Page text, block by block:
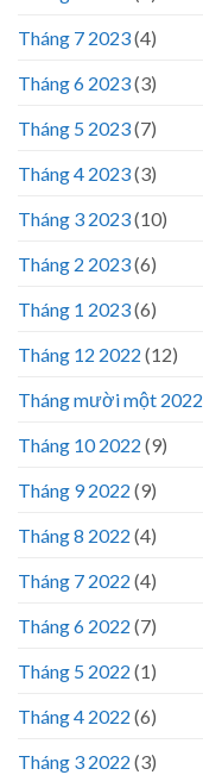
Tháng 7 2023(4)
Tháng 6 2023(3)
Tháng 5 2023(7)
Tháng 4 2023(3)
Tháng 3 2023(10)
Tháng 2 2023(6)
Tháng 1 2023(6)
Tháng 12 2022 (12)
Tháng mười một 2022
Tháng 10 2022 (9)
Tháng 9 2022 (9)
Tháng 8 2022 (4)
Tháng 7 2022 (4)
Tháng 6 2022 (7)
Tháng 5 2022 (1)
Tháng 4 2022 (6)
Tháng 3 2022 (3)